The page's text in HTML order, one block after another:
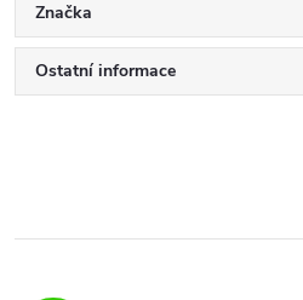
Značka
Ostatní informace